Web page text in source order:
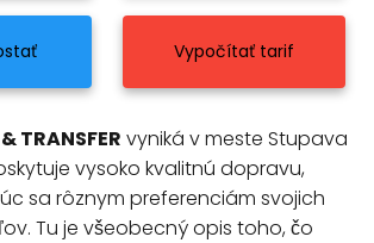
Vypočítať tarif
TRANSFER vyniká v meste Stupava
vysoko kvalitnú dopravu,
sa rôznym preferenciám svojich
Tu je všeobecný opis toho, čo